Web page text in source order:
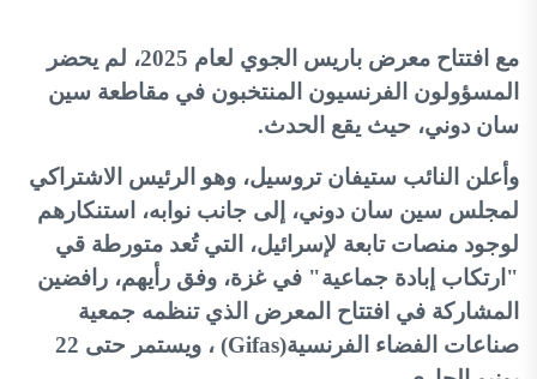
مع افتتاح معرض باريس الجوي لعام 2025، لم يحضر
المسؤولون الفرنسيون المنتخبون في مقاطعة سين
سان دوني، حيث يقع الحدث.
وأعلن النائب ستيفان تروسيل، وهو الرئيس الاشتراكي
لمجلس سين سان دوني، إلى جانب نوابه، استنكارهم
لوجود منصات تابعة لإسرائيل، التي تُعد متورطة قي
"ارتكاب إبادة جماعية" في غزة، وفق رأيهم، رافضين
المشاركة في افتتاح المعرض الذي تنظمه جمعية
صناعات الفضاء الفرنسية(Gifas)
، ويستمر حتى 22